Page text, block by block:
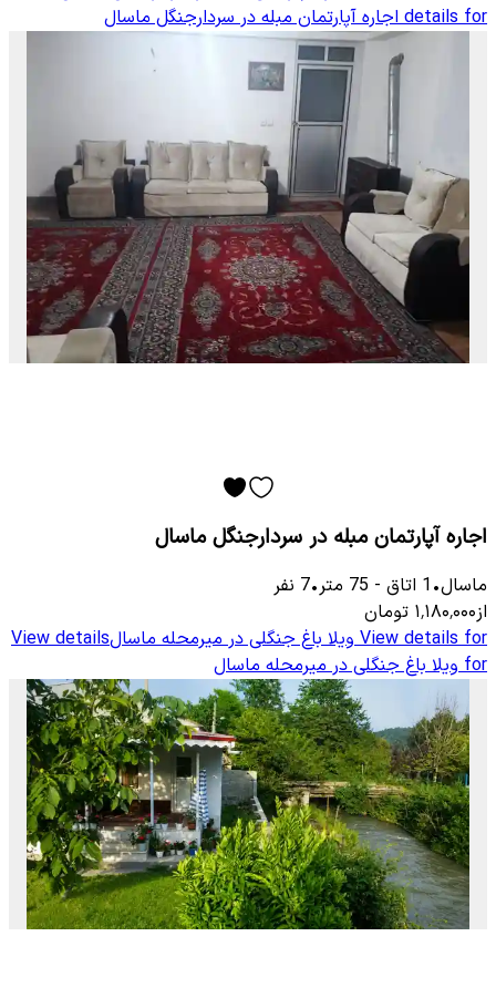
details for اجاره آپارتمان مبله در سردارجنگل ماسال
اجاره آپارتمان مبله در سردارجنگل ماسال
ماسال•
1 اتاق -
75 متر•
7 نفر
از۱٬۱۸۰٬۰۰۰ تومان
View details for ویلا باغ جنگلی در میرمحله ماسالView details
for ویلا باغ جنگلی در میرمحله ماسال